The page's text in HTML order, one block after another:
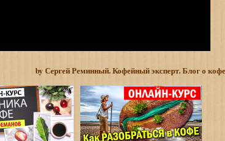
by Сергей Реминный. Кофейный эксперт. Блог о кофе